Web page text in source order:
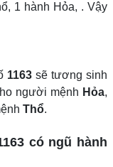
1 hành Hỏa, . Vậy
1163 sẽ tương sinh
người mệnh Hỏa,
Thổ.
có ngũ hành